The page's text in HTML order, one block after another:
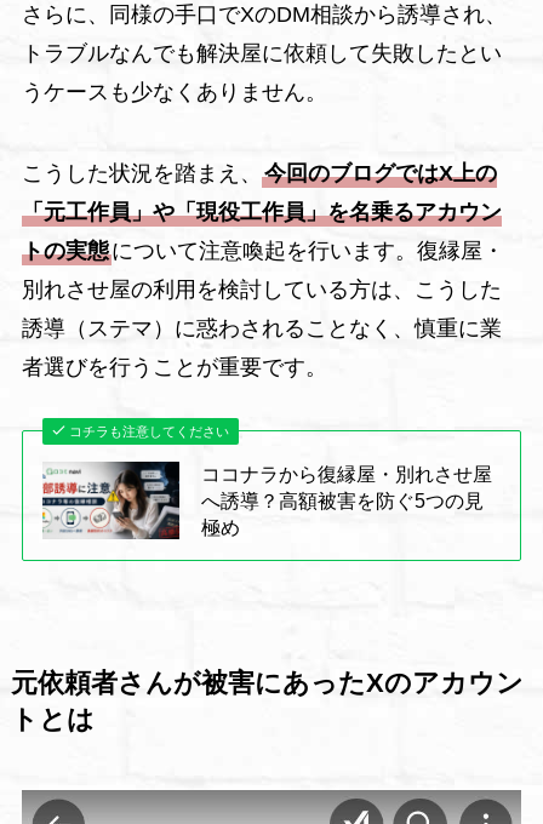
さらに、同様の手口でXのDM相談から誘導され、
トラブルなんでも解決屋に依頼して失敗したとい
うケースも少なくありません。
こうした状況を踏まえ、 今回のブログではX上の
「元工作員」や「現役工作員」を名乗るアカウン
トの実態について注意喚起を行います。復縁屋・
別れさせ屋の利用を検討している方は、こうした
誘導（ステマ）に惑わされることなく、慎重に業
者選びを行うことが重要です。
コチラも注意してください
ココナラから復縁屋・別れさせ屋
へ誘導？高額被害を防ぐ5つの見
極め
元依頼者さんが被害にあったXのアカウン
トとは